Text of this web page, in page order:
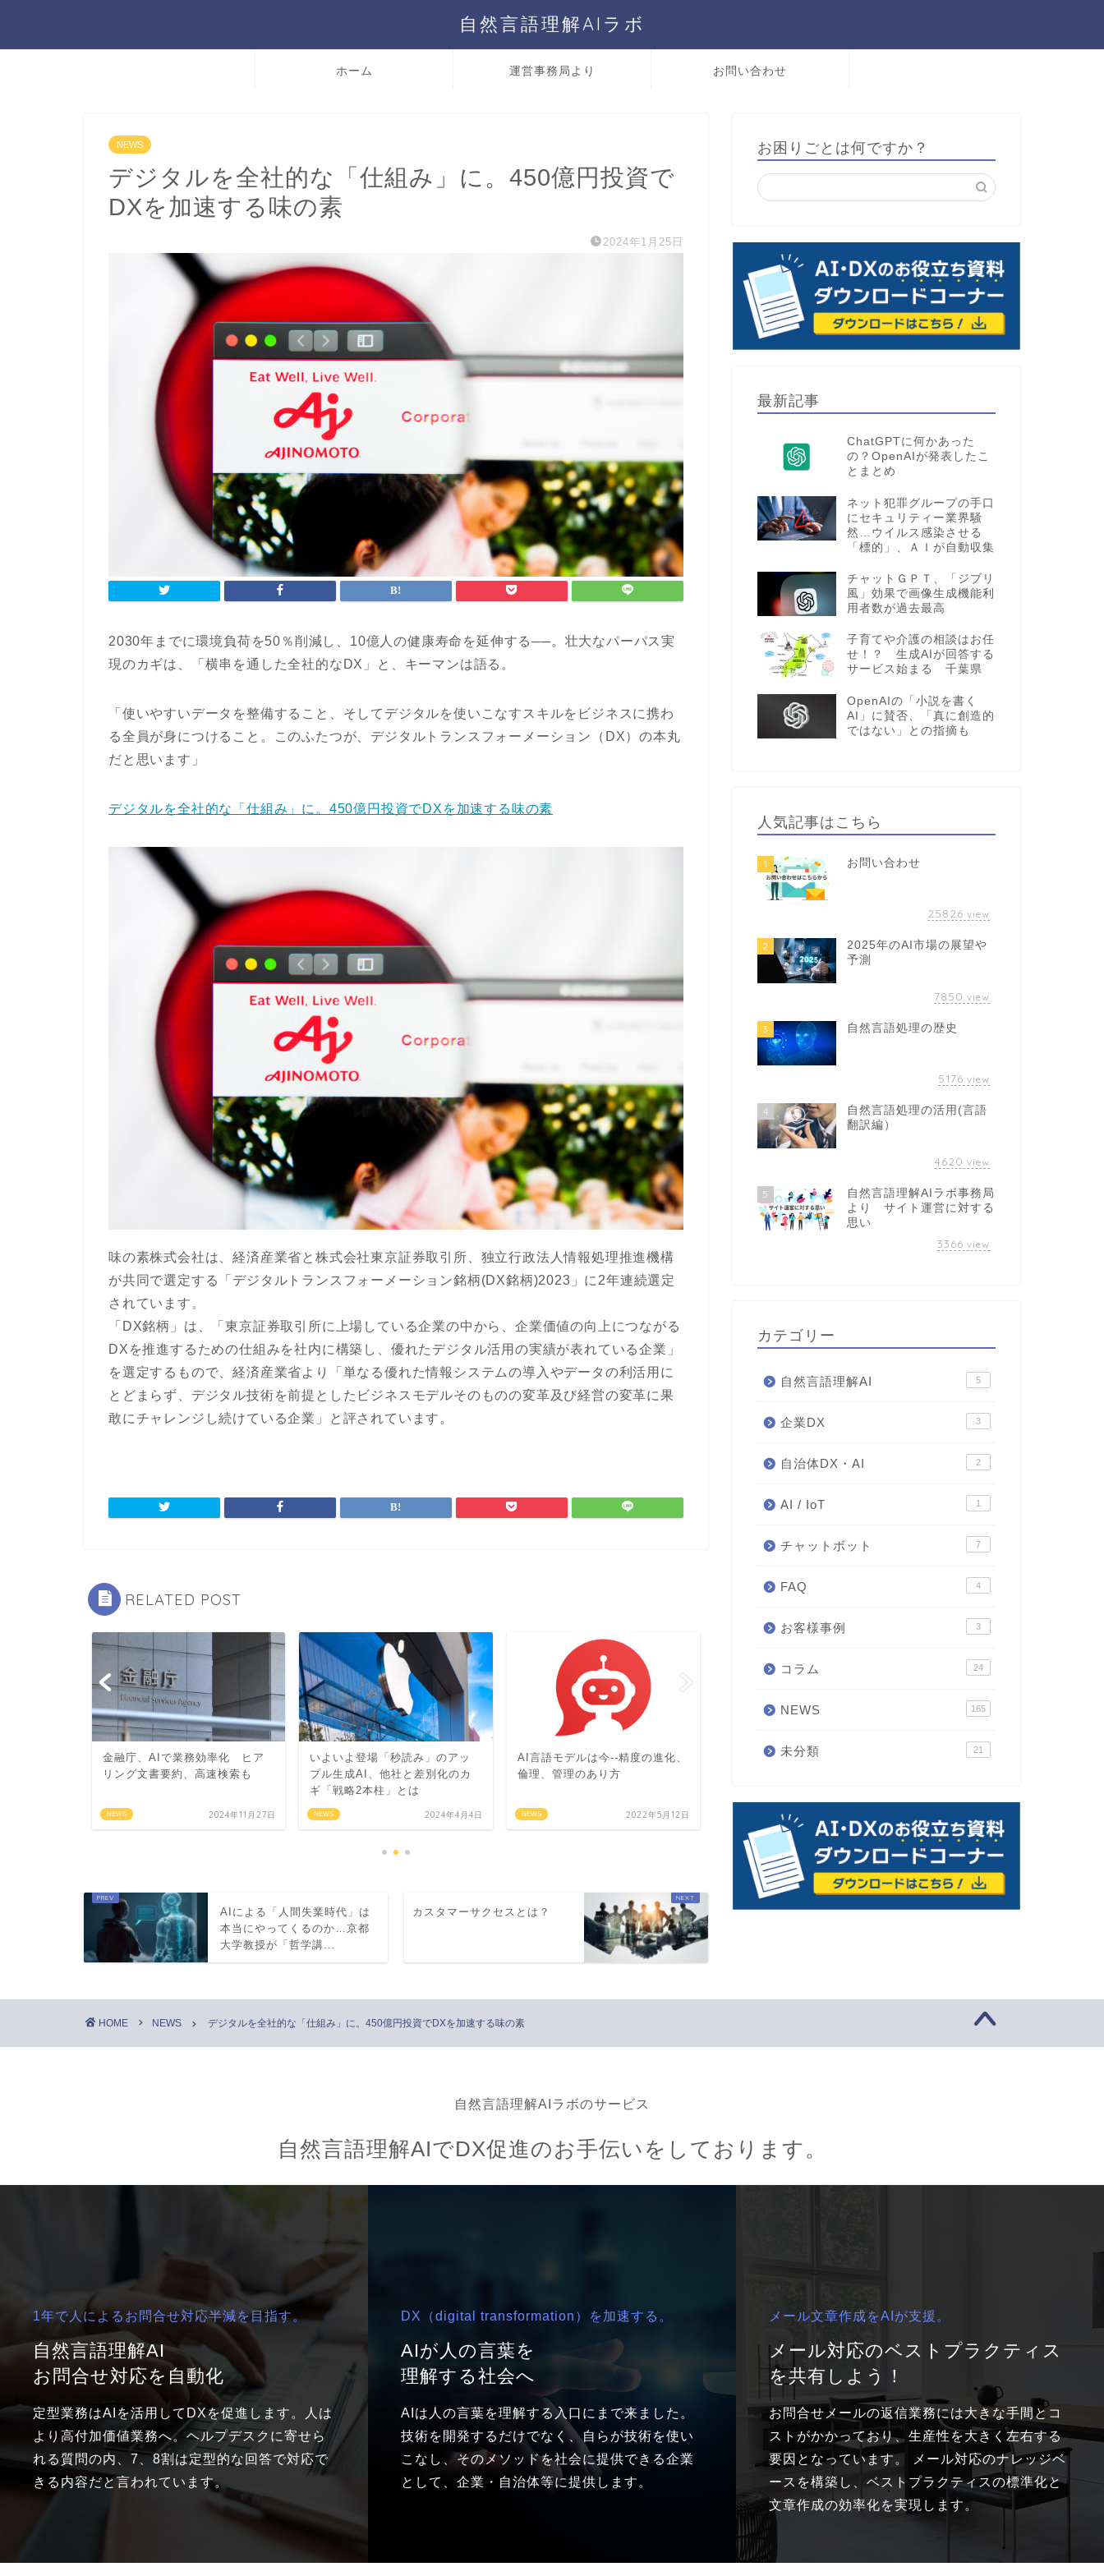
自然言語理解AIラボ
ホーム 運営事務局より お問い合わせ
NEWS
デジタルを全社的な「仕組み」に。450億円投資で
DXを加速する味の素
2024年1月25日
2030年までに環境負荷を50％削減し、10億人の健康寿命を延伸する──。壮大なパーパス実
現のカギは、「横串を通した全社的なDX」と、キーマンは語る。
「使いやすいデータを整備すること、そしてデジタルを使いこなすスキルをビジネスに携わ
る全員が身につけること。このふたつが、デジタルトランスフォーメーション（DX）の本丸
だと思います」
デジタルを全社的な「仕組み」に。450億円投資でDXを加速する味の素
味の素株式会社は、経済産業省と株式会社東京証券取引所、独立行政法人情報処理推進機構
が共同で選定する「デジタルトランスフォーメーション銘柄(DX銘柄)2023」に2年連続選定
されています。
「DX銘柄」は、「東京証券取引所に上場している企業の中から、企業価値の向上につながる
DXを推進するための仕組みを社内に構築し、優れたデジタル活用の実績が表れている企業」
を選定するもので、経済産業省より「単なる優れた情報システムの導入やデータの利活用に
とどまらず、デジタル技術を前提としたビジネスモデルそのものの変革及び経営の変革に果
敢にチャレンジし続けている企業」と評されています。
RELATED POST
NEWS
金融庁、AIで業務効率化 ヒア
リング文書要約、高速検索も
2024年11月27日 NEWS
いよいよ登場「秒読み」のアッ
プル生成AI、他社と差別化のカ
ギ「戦略2本柱」とは
2024年4月4日 NEWS
AI言語モデルは今--精度の進化、
倫理、管理のあり方
2022年5月12日
金融庁、AIで業務効率化 ヒア
いよいよ登場「秒読み」のアッ
AIによる「人間失業時代」は
本当にやってくるのか…京都
大学教授が「哲学講...
カスタマーサクセスとは？
お困りごとは何ですか？
最新記事
ChatGPTに何かあった
の？OpenAIが発表したこ
とまとめ
ネット犯罪グループの手口
にセキュリティー業界騒
然…ウイルス感染させる
「標的」、ＡＩが自動収集
チャットＧＰＴ、「ジブリ
風」効果で画像生成機能利
用者数が過去最高
子育てや介護の相談はお任
せ！？ 生成AIが回答する
サービス始まる 千葉県
OpenAIの「小説を書く
AI」に賛否、「真に創造的
ではない」との指摘も
人気記事はこちら
1 お問い合わせ
25826 view
2
2025年のAI市場の展望や
予測
7850 view
3 自然言語処理の歴史
5176 view
4
自然言語処理の活用(言語
翻訳編）
4620 view
5
自然言語理解AIラボ事務局
より サイト運営に対する
思い
3366 view
カテゴリー
自然言語理解AI 5
企業DX 3
自治体DX・AI 2
AI / IoT 1
チャットボット 7
FAQ 4
お客様事例 3
コラム 24
NEWS 165
未分類 21
HOME NEWS デジタルを全社的な「仕組み」に。450億円投資でDXを加速する味の素
自然言語理解AIラボのサービス
自然言語理解AIでDX促進のお手伝いをしております。
1年で人によるお問合せ対応半減を目指す。
自然言語理解AI
お問合せ対応を自動化
定型業務はAIを活用してDXを促進します。人は
より高付加価値業務へ。ヘルプデスクに寄せら
れる質問の内、7、8割は定型的な回答で対応で
きる内容だと言われています。
DX（digital transformation）を加速する。
AIが人の言葉を
理解する社会へ
AIは人の言葉を理解する入口にまで来ました。
技術を開発するだけでなく、自らが技術を使い
こなし、そのメソッドを社会に提供できる企業
として、企業・自治体等に提供します。
メール文章作成をAIが支援。
メール対応のベストプラクティス
を共有しよう！
お問合せメールの返信業務には大きな手間とコ
ストがかかっており、生産性を大きく左右する
要因となっています。 メール対応のナレッジベ
ースを構築し、ベストプラクティスの標準化と
文章作成の効率化を実現します。